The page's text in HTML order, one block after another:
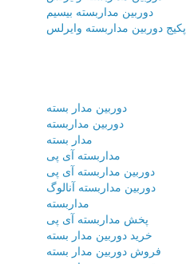
دوربین مداربسته بیسیم
پکیج دوربین مداربسته وایرلس
دوربین مدار بسته
دوربین مداربسته
مدار بسته
مداربسته آی پی
دوربین مداربسته آی پی
دوربین مداربسته آنالوگ
مداربسته
پخش مداربسته آی پی
خرید دوربین مدار بسته
فروش دوربین مدار بسته